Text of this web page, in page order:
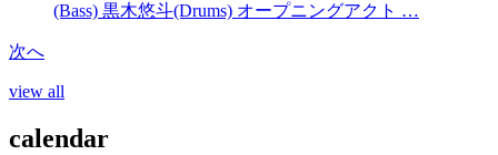
(Bass) 黒木悠斗(Drums) オープニングアクト …
次へ
view all
calendar